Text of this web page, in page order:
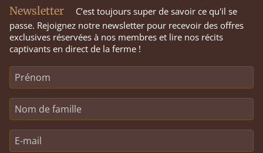
Newsletter
C’est toujours super de savoir ce qu'il se
passe. Rejoignez notre newsletter pour recevoir des offres
exclusives réservées à nos membres et lire nos récits
captivants en direct de la ferme !